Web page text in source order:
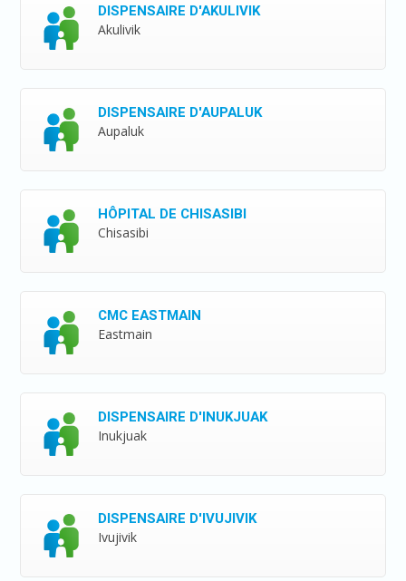
DISPENSAIRE D'AKULIVIK
Akulivik
DISPENSAIRE D'AUPALUK
Aupaluk
HÔPITAL DE CHISASIBI
Chisasibi
CMC EASTMAIN
Eastmain
DISPENSAIRE D'INUKJUAK
Inukjuak
DISPENSAIRE D'IVUJIVIK
Ivujivik